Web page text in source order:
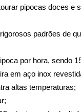
pipocas doces e
padrões de
por hora, sendo
em aço inox
altas temperaturas;